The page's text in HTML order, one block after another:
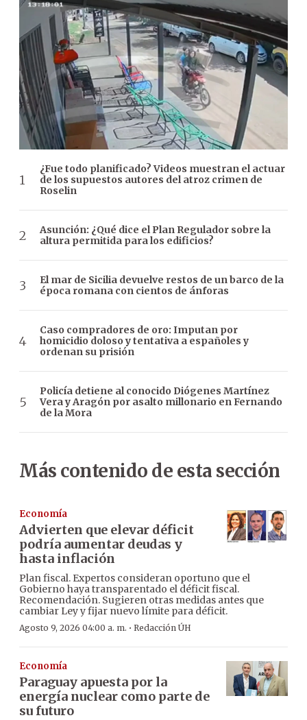
¿Fue todo planificado? Videos muestran el actuar
de los supuestos autores del atroz crimen de
Roselin
Asunción: ¿Qué dice el Plan Regulador sobre la
altura permitida para los edificios?
El mar de Sicilia devuelve restos de un barco de la
época romana con cientos de ánforas
Caso compradores de oro: Imputan por
homicidio doloso y tentativa a españoles y
ordenan su prisión
Policía detiene al conocido Diógenes Martínez
Vera y Aragón por asalto millonario en Fernando
de la Mora
Más contenido de esta sección
Economía
Advierten que elevar déficit
podría aumentar deudas y
hasta inflación
Plan fiscal. Expertos consideran oportuno que el
Gobierno haya transparentado el déficit fiscal.
Recomendación. Sugieren otras medidas antes que
cambiar Ley y fijar nuevo límite para déficit.
Agosto 9, 2026 04:00 a. m. · Redacción ÚH
Economía
Paraguay apuesta por la
energía nuclear como parte de
su futuro